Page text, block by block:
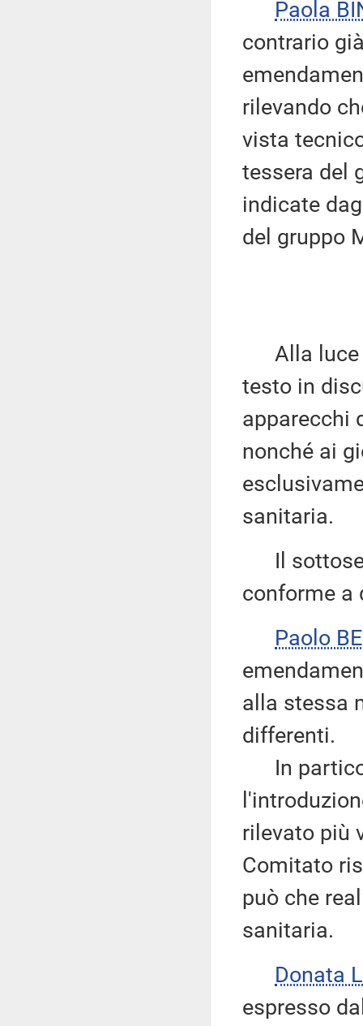
Paola
contrario
rilevando
vista
tessera del
indicate
del gruppo
Alla luce
testo in
apparecchi
nonché ai
sanitaria.
Il
conforme a
Paolo
alla stessa
differenti.
In
rilevato più
Comitato
può che
sanitaria.
Donata
espresso